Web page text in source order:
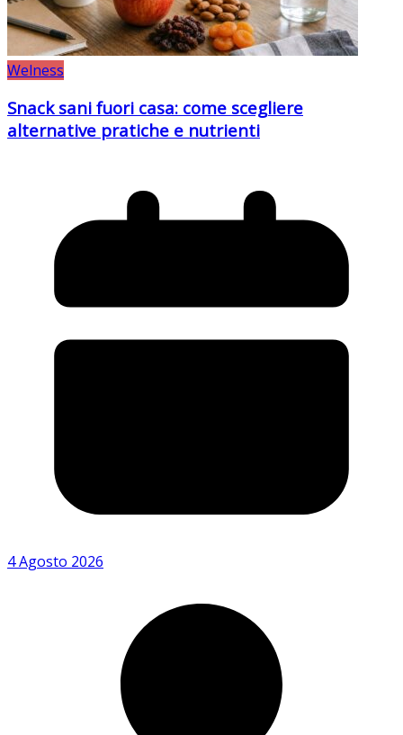
Welness
Snack sani fuori casa: come scegliere
alternative pratiche e nutrienti
4 Agosto 2026